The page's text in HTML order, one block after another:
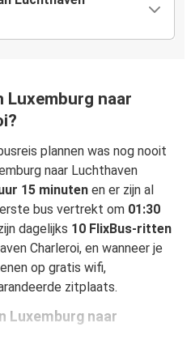
Luxemburg naar
plannen was nog nooit
naar Luchthaven
15 minuten en er zijn al
bus vertrekt om 01:30
dagelijks 10 FlixBus-ritten
Charleroi, en wanneer je
op gratis wifi,
zitplaats.
Luxemburg naar